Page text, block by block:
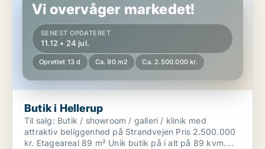
Vi overvåger markedet!
SENEST OPDATERET
11.12 • 24 jul.
Oprettet 13 d Ca. 90 m2 Ca. 2.500.000 kr.
Butik i Hellerup
Til salg: Butik / showroom / galleri / klinik med
attraktiv beliggenhed på Strandvejen Pris 2.500.000
kr. Etageareal 89 m² Unik butik på i alt på 89 kvm....